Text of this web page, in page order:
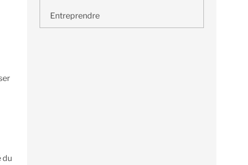
du
Entreprendre